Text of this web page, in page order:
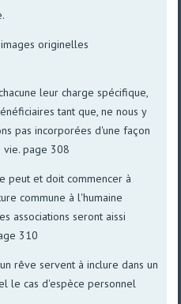
originelles
leur charge spécifique,
tant que, ne nous y
pas incorporées d'une façon
page 308
peut et doit commencer à
commune à l'humaine
associations seront aissi
310
rêve servent à inclure dans un
le cas d'espèce personnel